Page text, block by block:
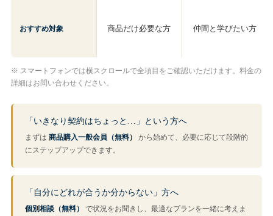
おすすめ対象 商品だけ必要な方 仲間と学びたい方
※ スマートフォンでは横スクロールで全項目をご確認いただけます。料金の
詳細はお問い合わせください。
「いきなり契約はちょっと…」という方へ
まずは 商品購入一般会員（無料）
から始めて、必要に応じて段階的
にステップアップできます。
「自分にどれが合うか分からない」方へ
個別相談（無料）
で状況をお聞きし、最適なプランを一緒に考えま